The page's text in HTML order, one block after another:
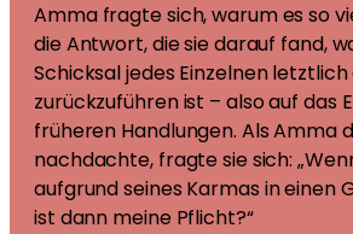
Amma fragte sich, warum es so
die Antwort, die sie darauf fand,
Schicksal jedes Einzelnen
zurückzuführen ist – also auf das
früheren Handlungen. Als Amma
nachdachte, fragte sie sich:
aufgrund seines Karmas in einen
ist dann meine Pflicht?“